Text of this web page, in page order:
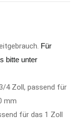
Für
bitte unter
4 Zoll, passend für
mm
für das 1 Zoll